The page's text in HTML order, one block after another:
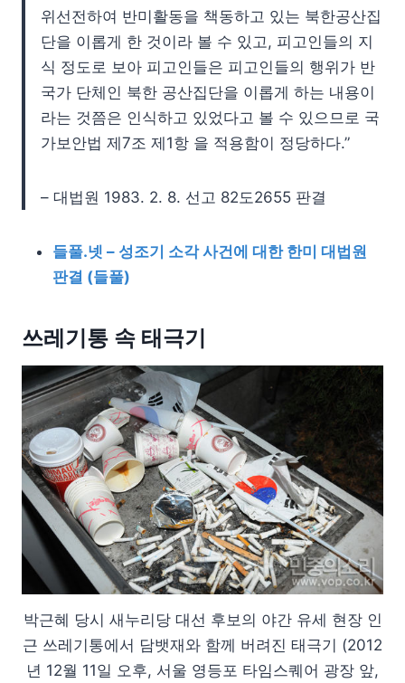
위선전하여 반미활동을 책동하고 있는 북한공산집
단을 이롭게 한 것이라 볼 수 있고, 피고인들의 지
식 정도로 보아 피고인들은 피고인들의 행위가 반
국가 단체인 북한 공산집단을 이롭게 하는 내용이
라는 것쯤은 인식하고 있었다고 볼 수 있으므로 국
가보안법 제7조 제1항 을 적용함이 정당하다.”
– 대법원 1983. 2. 8. 선고 82도2655 판결
들풀.넷 – 성조기 소각 사건에 대한 한미 대법원
판결 (들풀)
쓰레기통 속 태극기
박근혜 당시 새누리당 대선 후보의 야간 유세 현장 인
근 쓰레기통에서 담뱃재와 함께 버려진 태극기 (2012
년 12월 11일 오후, 서울 영등포 타임스퀘어 광장 앞,